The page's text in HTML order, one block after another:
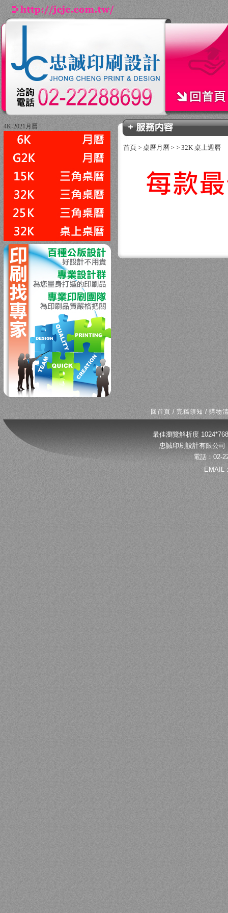
4K-2021月曆
首頁 >桌曆月曆 >>32K 桌上週曆
回首頁 /完稿須知 /購物
最佳瀏覽解析度
忠誠印刷設計有限公
電話：02-
EMAIL